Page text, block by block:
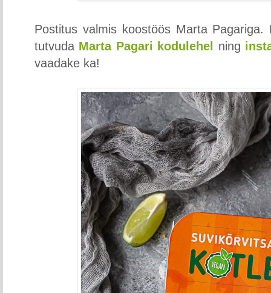
Postitus valmis koostöös Marta
tutvuda Marta Pagari kodulehel ning
vaadake ka!